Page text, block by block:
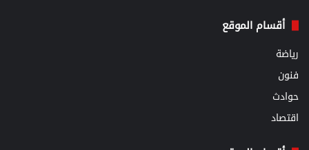
أقسام الموقع
رياضة
فنون
حوادث
اقتصاد